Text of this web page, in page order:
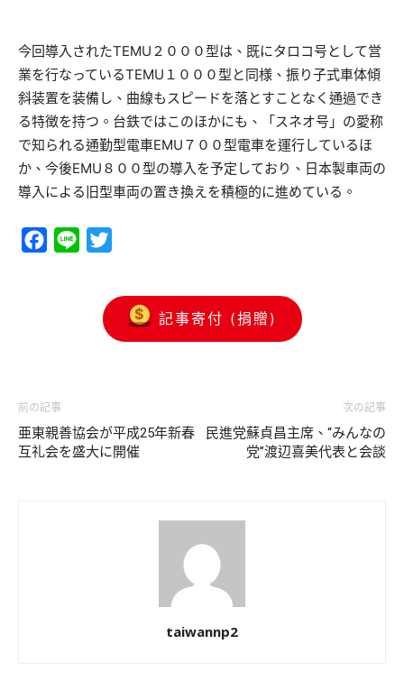
今回導入されたTEMU２０００型は、既にタロコ号として営
業を行なっているTEMU１０００型と同様、振り子式車体傾
斜装置を装備し、曲線もスピードを落とすことなく通過でき
る特徴を持つ。台鉄ではこのほかにも、「スネオ号」の愛称
で知られる通勤型電車EMU７００型電車を運行しているほ
か、今後EMU８００型の導入を予定しており、日本製車両の
導入による旧型車両の置き換えを積極的に進めている。
Facebook
Line
記事寄付 (捐贈)
前の記事
亜東親善協会が平成25年新春
互礼会を盛大に開催
次の記事
民進党蘇貞昌主席、“みんなの
党”渡辺喜美代表と会談
taiwannp2